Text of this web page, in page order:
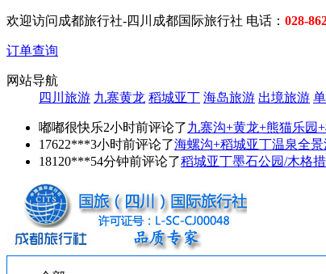
欢迎访问成都旅行社-四川成都国际旅行社 电话： 028-
订单查询
网站导航
四川旅游 九寨黄龙 稻城亚丁 海岛旅游 出境旅游
嘟嘟很快乐2小时前评论了九寨沟+黄龙+熊猫乐园
17622***3小时前评论了海螺沟+稻城亚丁温泉全
18120***54分钟前评论了稻城亚丁墨石公园/木格